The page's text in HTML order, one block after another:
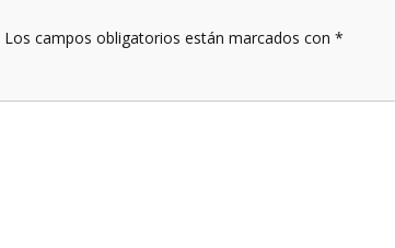
Los campos obligatorios están marcados con *